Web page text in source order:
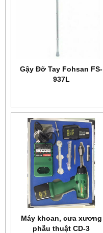
Gậy Đỡ Tay Fohsan FS-
937L
Máy khoan, cưa xương
phẫu thuật CD-3